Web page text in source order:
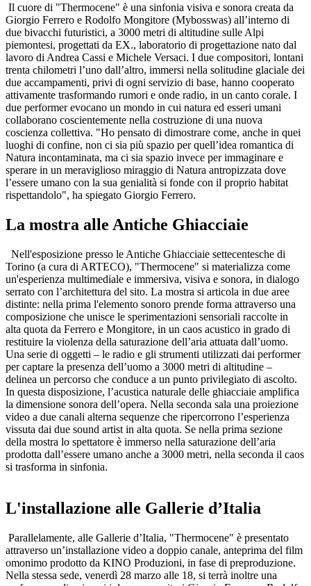
Il cuore di "Thermocene" è una sinfonia visiva e sonora creata da
Giorgio Ferrero e Rodolfo Mongitore (Mybosswas) all’interno di
due bivacchi futuristici, a 3000 metri di altitudine sulle Alpi
piemontesi, progettati da EX., laboratorio di progettazione nato dal
lavoro di Andrea Cassi e Michele Versaci. I due compositori, lontani
trenta chilometri l’uno dall’altro, immersi nella solitudine glaciale dei
due accampamenti, privi di ogni servizio di base, hanno cooperato
attivamente trasformando rumori e onde radio, in un canto corale. I
due performer evocano un mondo in cui natura ed esseri umani
collaborano coscientemente nella costruzione di una nuova
coscienza collettiva. "Ho pensato di dimostrare come, anche in quei
luoghi di confine, non ci sia più spazio per quell’idea romantica di
Natura incontaminata, ma ci sia spazio invece per immaginare e
sperare in un meraviglioso miraggio di Natura antropizzata dove
l’essere umano con la sua genialità si fonde con il proprio habitat
rispettandolo", ha spiegato Giorgio Ferrero.
La mostra alle Antiche Ghiacciaie
Nell'esposizione presso le Antiche Ghiacciaie settecentesche di
Torino (a cura di ARTECO), "Thermocene" si materializza come
un'esperienza multimediale e immersiva, visiva e sonora, in dialogo
serrato con l’architettura del sito. La mostra si articola in due aree
distinte: nella prima l'elemento sonoro prende forma attraverso una
composizione che unisce le sperimentazioni sensoriali raccolte in
alta quota da Ferrero e Mongitore, in un caos acustico in grado di
restituire la violenza della saturazione dell’aria attuata dall’uomo.
Una serie di oggetti – le radio e gli strumenti utilizzati dai performer
per captare la presenza dell’uomo a 3000 metri di altitudine –
delinea un percorso che conduce a un punto privilegiato di ascolto.
In questa disposizione, l’acustica naturale delle ghiacciaie amplifica
la dimensione sonora dell’opera. Nella seconda sala una proiezione
video a due canali alterna sequenze che ripercorrono l’esperienza
vissuta dai due sound artist in alta quota. Se nella prima sezione
della mostra lo spettatore è immerso nella saturazione dell’aria
prodotta dall’essere umano anche a 3000 metri, nella seconda il caos
si trasforma in sinfonia.
L'installazione alle Gallerie d’Italia
Parallelamente, alle Gallerie d’Italia, "Thermocene" è presentato
attraverso un’installazione video a doppio canale, anteprima del film
omonimo prodotto da KINO Produzioni, in fase di preproduzione.
Nella stessa sede, venerdì 28 marzo alle 18, si terrà inoltre una